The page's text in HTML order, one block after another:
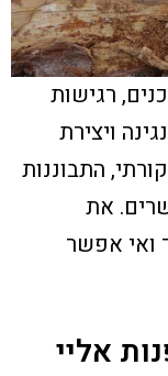
רגישות
ויצירת
התבוננות
את
ואי אפשר
אליי